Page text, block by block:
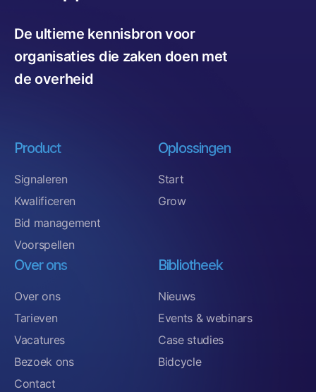
zodat je altijd een compleet overzicht hebt.
In TenderApp krijg je toegang tot het archief van alle
aanbestedingen sinds 2017 met gunningsinformatie,
documenten en contractduur. Met slimme filtering
in jouw markt.
De ultieme kennisbron voor
organisaties die zaken doen met
de overheid
Product
Signaleren
Kwalificeren
Bid management
Voorspellen
Oplossingen
Start
Grow
Over ons
Over ons
Tarieven
Vacatures
Bezoek ons
Contact
Bibliotheek
Nieuws
Events & webinars
Case studies
Bidcycle